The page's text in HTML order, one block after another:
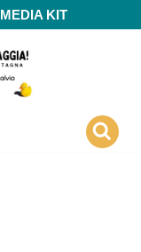
MEDIA KIT